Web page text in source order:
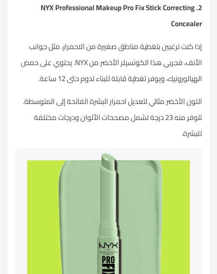
2. NYX Professional Makeup Pro Fix Stick Correcting
Concealer
إذا كنت ترغبين بتغطية مناطق صغيرة من الاحمرار، مثل جوانب
الأنف، فجربي هذا الكونسيلر الأخضر من NYX. يحتوي على حمض
الهيالورونيك، ويوفر تغطية قابلة للبناء تدوم حتى 12 ساعة.
اللون الأخضر مثالي لتعديل احمرار البشرة الفاتحة إلى المتوسطة.
تتوفر منه 23 درجة تشمل مصححات الألوان ودرجات مختلفة
للبشرة.